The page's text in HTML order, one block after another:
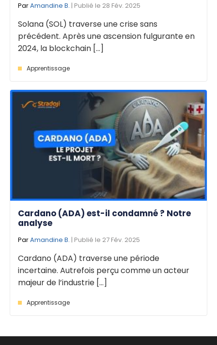
ParAmandine B. | Publié le 28 Fév. 2025
Solana (SOL) traverse une crise sans
précédent. Après une ascension fulgurante en
2024, la blockchain [...]
Apprentissage
Cardano (ADA) est-il condamné ? Notre
analyse
ParAmandine B. | Publié le 27 Fév. 2025
Cardano (ADA) traverse une période
incertaine. Autrefois perçu comme un acteur
majeur de l’industrie [...]
Apprentissage